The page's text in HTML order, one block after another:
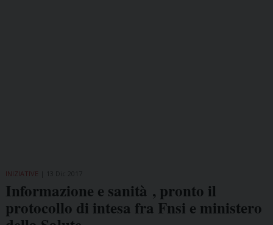
INIZIATIVE
Informazione e sanità , pronto il
protocollo di intesa fra Fnsi e ministero